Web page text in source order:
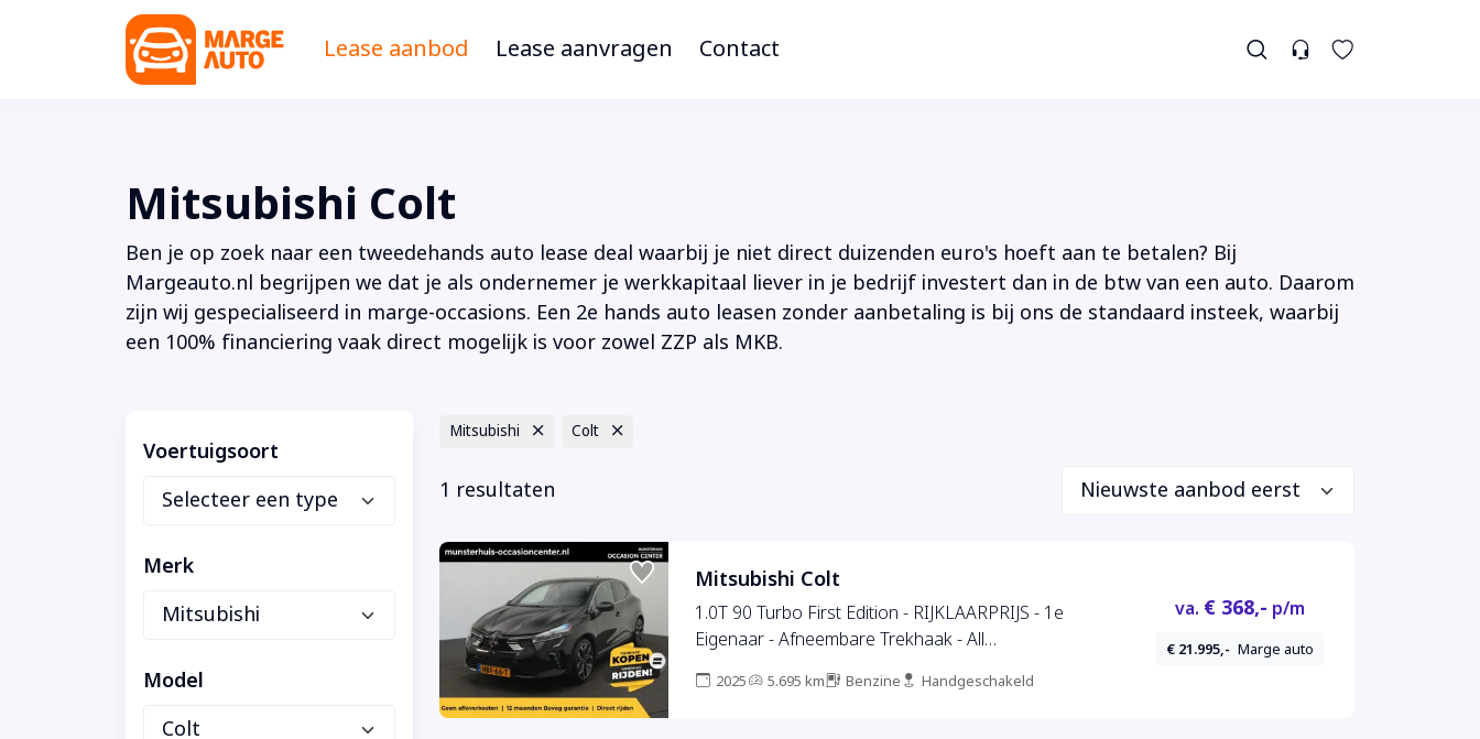
Lease aanbod Lease aanvragen Contact
Mitsubishi Colt
Ben je op zoek naar een tweedehands auto lease deal waarbij je niet direct duizenden euro's hoeft aan te betalen? Bij
Margeauto.nl begrijpen we dat je als ondernemer je werkkapitaal liever in je bedrijf investert dan in de btw van een auto. Daarom
zijn wij gespecialiseerd in marge-occasions. Een 2e hands auto leasen zonder aanbetaling is bij ons de standaard insteek, waarbij
een 100% financiering vaak direct mogelijk is voor zowel ZZP als MKB.
Voertuigsoort
Merk
Model
Mitsubishi Colt
1 resultaten
Mitsubishi Colt
1.0T 90 Turbo First Edition - RIJKLAARPRIJS - 1e
Eigenaar - Afneembare Trekhaak - All
Cruise Control - Stoelverwarming
2025 5.695 km Benzine Handgeschakeld
va. € 368,- p/m
€ 21.995,- Marge auto